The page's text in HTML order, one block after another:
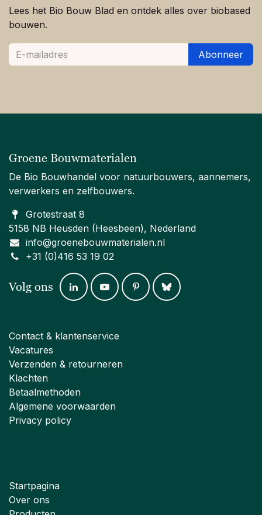
Lees het Bio Bouw Blad en ontdek alles over biobased
bouwen.
Abonneer
Groene Bouwmaterialen
De Bio Bouwhandel voor natuurbouwers, aannemers,
verwerkers en zelfbouwers.
Grotestraat 8
5158 NB Heusden (Heesbeen), Nederland
info@groenebouwmaterialen.nl
+31 (0)416 53 19 02
Volg ons
Contact & klantenservice
Vacatures
Verzenden & retourneren
Klachten
Betaalmethoden
Algemene voorwaarden
Privacy policy
Startpagina
Over ons